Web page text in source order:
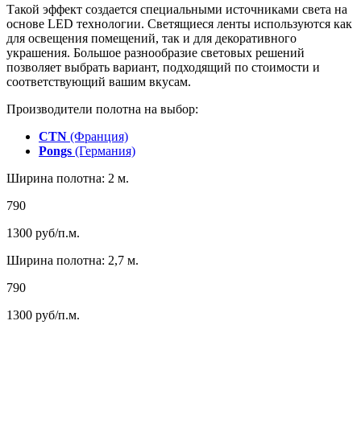
Такой эффект создается специальными источниками света на
основе LED технологии. Светящиеся ленты используются как
для освещения помещений, так и для декоративного
украшения. Большое разнообразие световых решений
позволяет выбрать вариант, подходящий по стоимости и
соответствующий вашим вкусам.
Производители полотна на выбор:
CTN (Франция)
Pongs (Германия)
Ширина полотна: 2 м.
790
1300 руб/п.м.
Ширина полотна: 2,7 м.
790
1300 руб/п.м.